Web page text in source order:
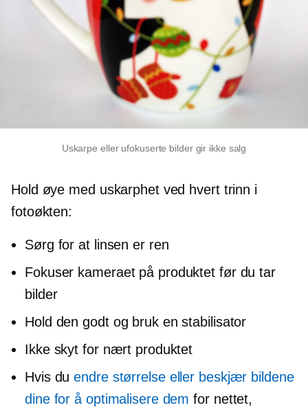
Uskarpe eller ufokuserte bilder gir ikke salg
Hold øye med uskarphet ved hvert trinn i
fotoøkten:
Sørg for at linsen er ren
Fokuser kameraet på produktet før du tar
bilder
Hold den godt og bruk en stabilisator
Ikke skyt for nært produktet
Hvis duendre størrelse eller beskjær bildene
dine for å optimalisere dem for nettet,